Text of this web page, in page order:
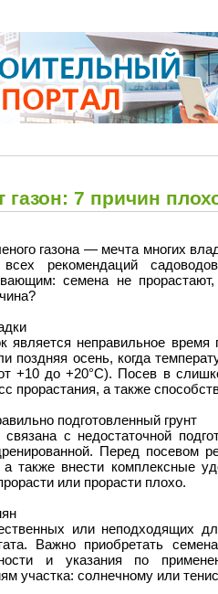
газон: 7 причин
газона — мечта многих
рекомендаций
семена не
является неправильное
поздняя осень, когда
+10 до +20°C). Посев в
прорастания, а также
подготовленный грунт
связана с недостаточной
Перед посевом
также внести комплексные
или прорасти плохо.
или неподходящих
Важно приобретать
и указания по
участка: солнечному или